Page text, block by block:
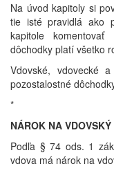
Na úvod kapitoly si
tie isté pravidlá ako
kapitole
dôchodky platí všetko
Vdovské, vdovecké
pozostalostné
*
NÁROK NA
Podľa § 74 ods. 1
vdova má nárok na